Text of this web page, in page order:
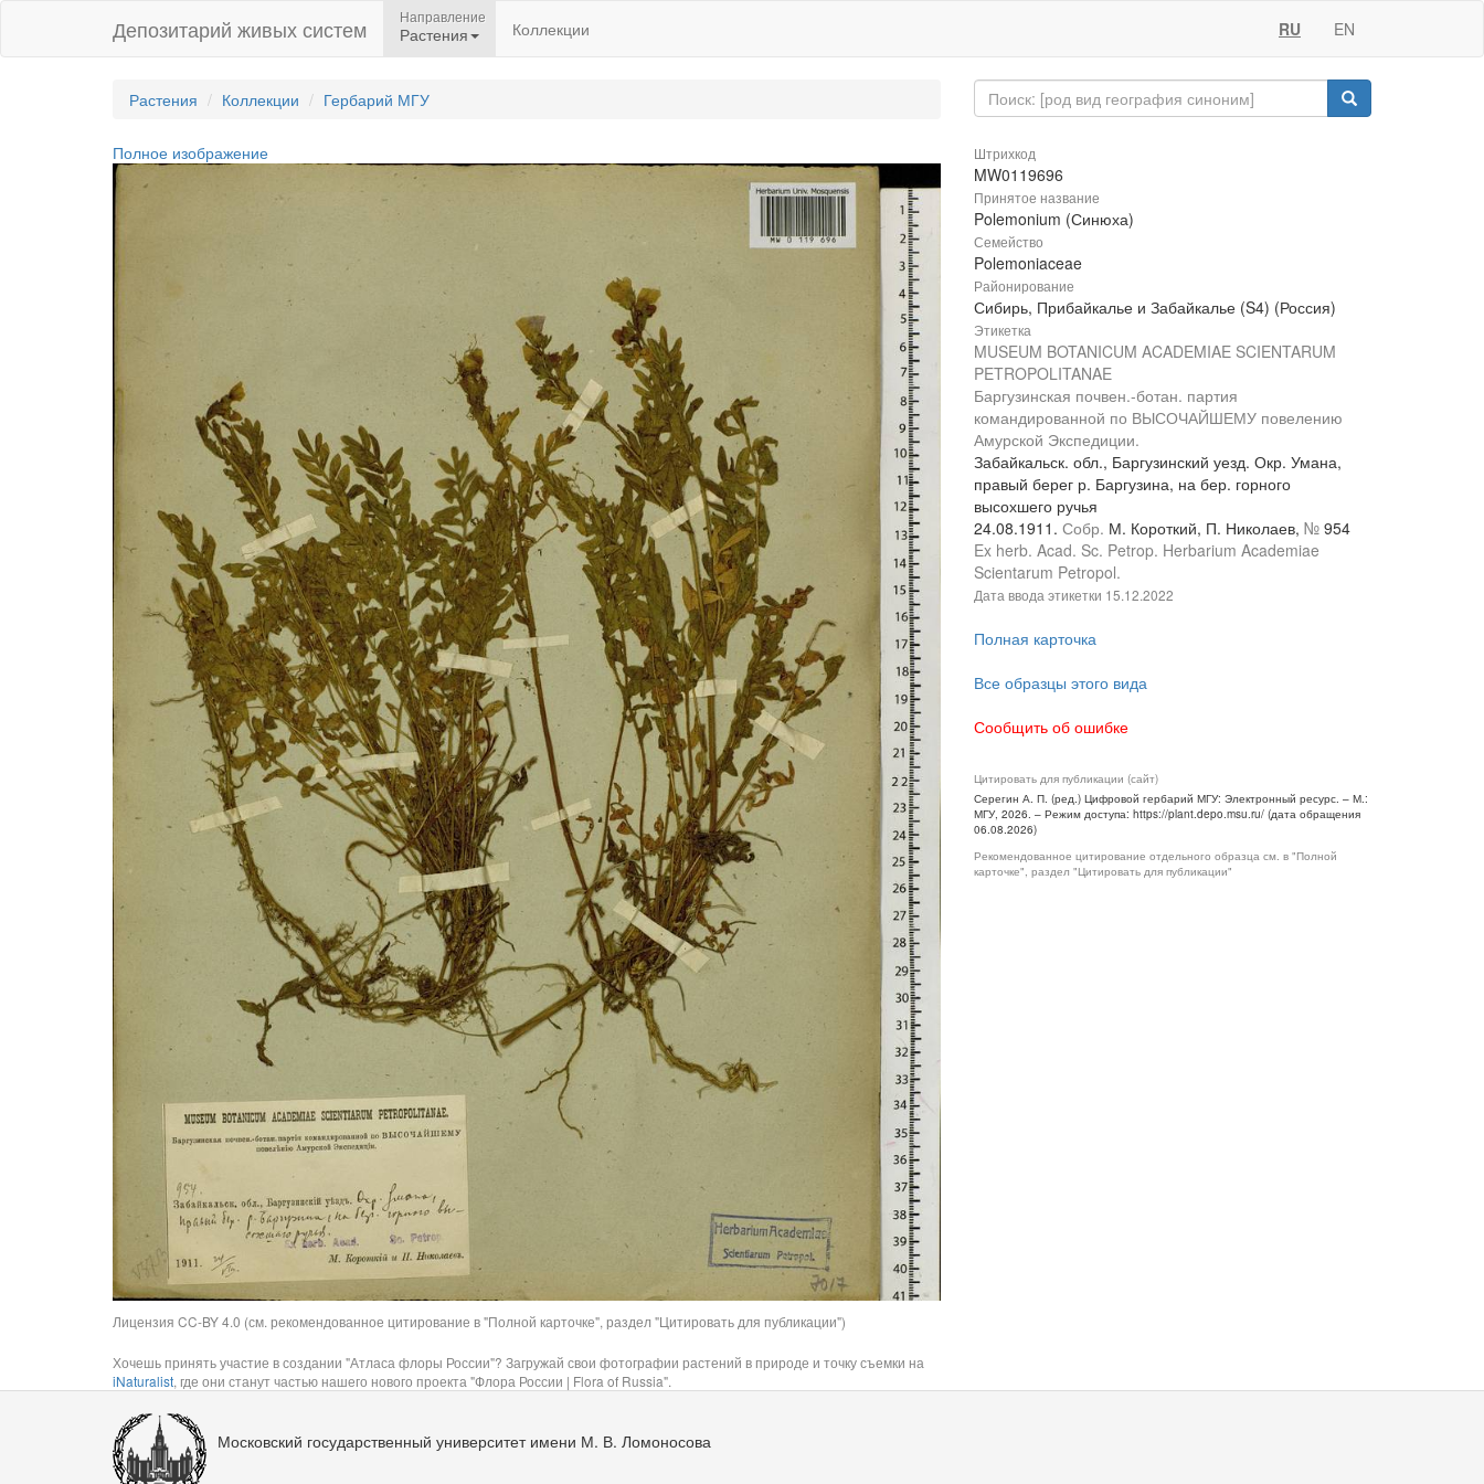
Депозитарий живых систем Направление
Растения Коллекции RU EN
Растения Коллекции Гербарий МГУ
Полное изображение
Лицензия CC-BY 4.0 (см. рекомендованное цитирование в "Полной карточке", раздел "Цитировать для публикации")
Хочешь принять участие в создании "Атласа флоры России"? Загружай свои фотографии растений в природе и точку съемки на
iNaturalist, где они станут частью нашего нового проекта "Флора России | Flora of Russia".
Штрихкод
MW0119696
Принятое название
Polemonium (Синюха)
Семейство
Polemoniaceae
Районирование
Сибирь, Прибайкалье и Забайкалье (S4) (Россия)
Этикетка
MUSEUM BOTANICUM ACADEMIAE SCIENTARUM
PETROPOLITANAE
Баргузинская почвен.-ботан. партия
командированной по ВЫСОЧАЙШЕМУ повелению
Амурской Экспедиции.
Забайкальск. обл., Баргузинский уезд. Окр. Умана,
правый берег р. Баргузина, на бер. горного
высохшего ручья
24.08.1911. Собр. М. Короткий, П. Николаев, № 954
Ex herb. Acad. Sc. Petrop. Herbarium Academiae
Scientarum Petropol.
Дата ввода этикетки 15.12.2022
Полная карточка
Все образцы этого вида
Сообщить об ошибке
Цитировать для публикации (сайт)
Серегин А. П. (ред.) Цифровой гербарий МГУ: Электронный ресурс. – М.:
МГУ, 2026. – Режим доступа: https://plant.depo.msu.ru/ (дата обращения
06.08.2026)
Рекомендованное цитирование отдельного образца см. в "Полной
карточке", раздел "Цитировать для публикации"
Московский государственный университет имени М. В. Ломоносова